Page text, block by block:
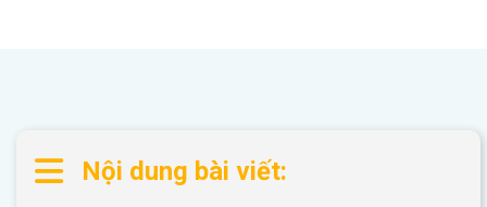
Nội dung bài viết: